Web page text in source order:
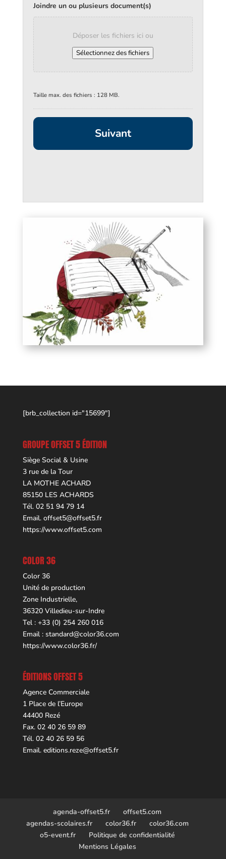
Joindre un ou plusieurs document(s)
Déposer les fichiers ici ou
Sélectionnez des fichiers
Taille max. des fichiers : 128 MB.
[brb_collection id="15699"]
GROUPE OFFSET 5 ÉDITION
Siège Social & Usine
3 rue de la Tour
LA MOTHE ACHARD
85150 LES ACHARDS
Tél. 02 51 94 79 14
Email. offset5@offset5.fr
https://www.offset5.com
COLOR 36
Color 36
Unité de production
Zone Industrielle,
36320 Villedieu-sur-Indre
Tel : +33 (0) 254 260 016
Email : standard@color36.com
https://www.color36.fr/
ÉDITIONS OFFSET 5
Agence Commerciale
1 Place de l’Europe
44400 Rezé
Fax. 02 40 26 59 89
Tél. 02 40 26 59 56
Email. editions.reze@offset5.fr
agenda-offset5.fr
offset5.com
agendas-scolaires.fr
color36.fr
color36.com
o5-event.fr
Politique de confidentialité
Mentions Légales